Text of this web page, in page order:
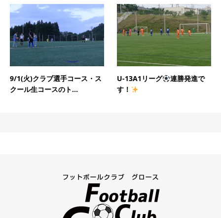
9/1(火)クラブ選手コース・ス
クール生コースのト...
U-13A1リーグ
連勝発進で
す！